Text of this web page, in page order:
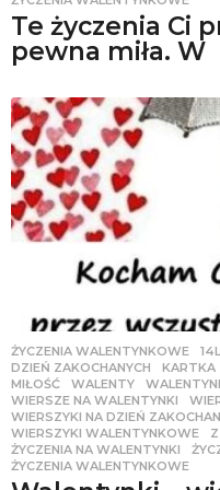
Te życzenia Ci
pewna miła. W
ŻYCZENIA WALENTYNKOWE
DZIEŃ ZAKOCHANYCH
,KARTKA
MIŁOŚĆ
,WALENTY ,
WIERSZE NA WALENTYNKI
,
WIERSZYKI NA DZIEŃ
WIERSZYKI WALENTYNKOWE
,
ŻYCZENIA NA WALENTYNKI
,
ŻYCZENIA WALENTYNKOWE